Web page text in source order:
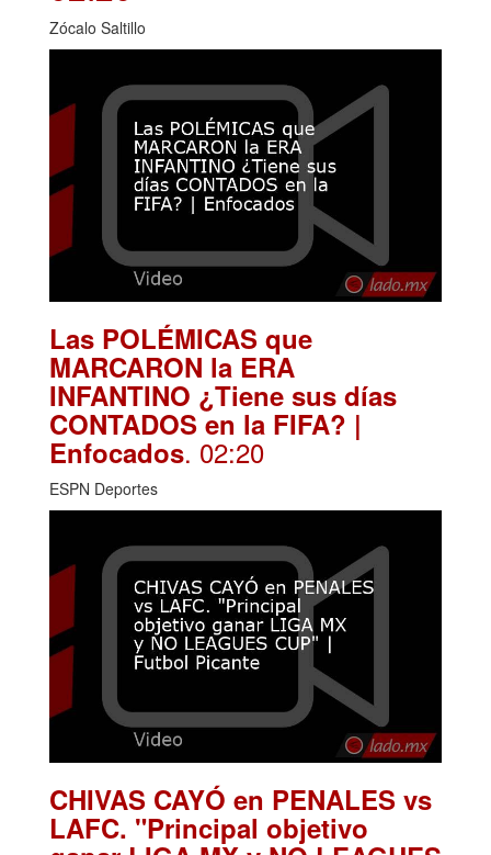
Zócalo Saltillo
Las POLÉMICAS que
MARCARON la ERA
INFANTINO ¿Tiene sus días
CONTADOS en la FIFA? |
Enfocados. 02:20
ESPN Deportes
CHIVAS CAYÓ en PENALES vs
LAFC. "Principal objetivo